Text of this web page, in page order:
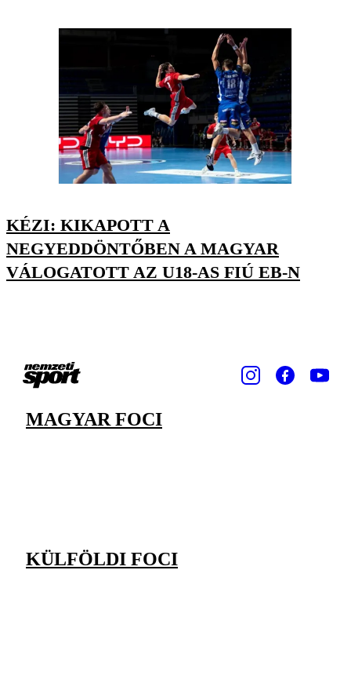
KÉZI: KIKAPOTT A
NEGYEDDÖNTŐBEN A MAGYAR
VÁLOGATOTT AZ U18-AS FIÚ EB-N
MAGYAR FOCI
KÜLFÖLDI FOCI